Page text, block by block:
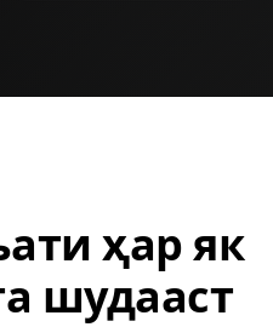
ҳар як
шудааст